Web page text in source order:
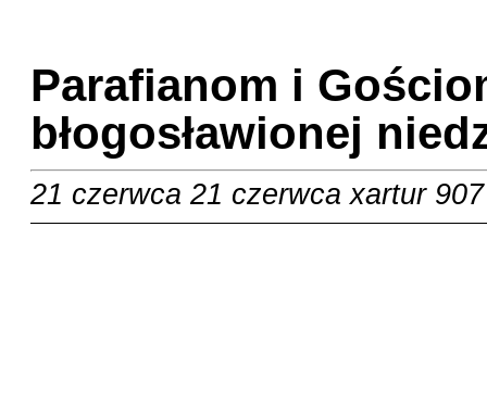
Parafianom i
błogosławionej
21 czerwca 21 czerwcaxartur 907